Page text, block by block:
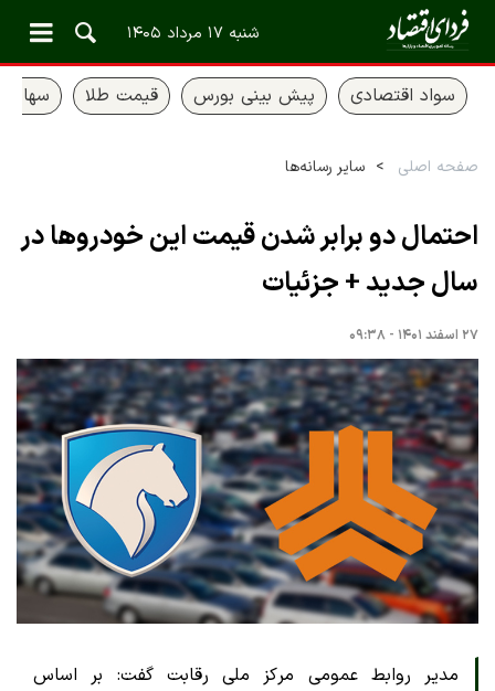
شنبه ۱۷ مرداد ۱۴۰۵
سواد اقتصادی پیش بینی بورس قیمت طلا سهام
صفحه اصلی سایر رسانه‌ها
احتمال دو برابر شدن قیمت این خودروها در
سال جدید + جزئیات
۲۷ اسفند ۱۴۰۱ - ۰۹:۳۸
مدیر روابط عمومی مرکز ملی رقابت گفت: بر اساس